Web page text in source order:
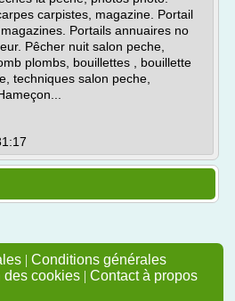
carpistes, magazine. Portail
Portails annuaires no
Pêcher nuit salon peche,
plombs, bouillettes , bouillette
techniques salon peche,
| Conditions générales
des cookies | Contact à propos